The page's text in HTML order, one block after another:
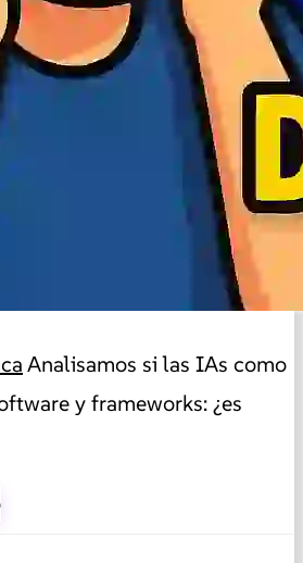
Analisamos si las IAs como
y frameworks: ¿es